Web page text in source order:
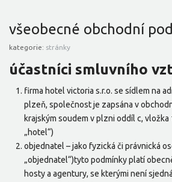
všeobecné obchodní
kategorie: stránky
účastníci smluvního
firma hotel victoria s.r.o. se sídlem na
plzeň, společnost je zapsána v
krajským soudem v plzni oddíl c, vložka
„hotel“)
objednatel – jako fyzická či právnická
„objednatel“)tyto podmínky platí
hosty a agentury, se kterými není